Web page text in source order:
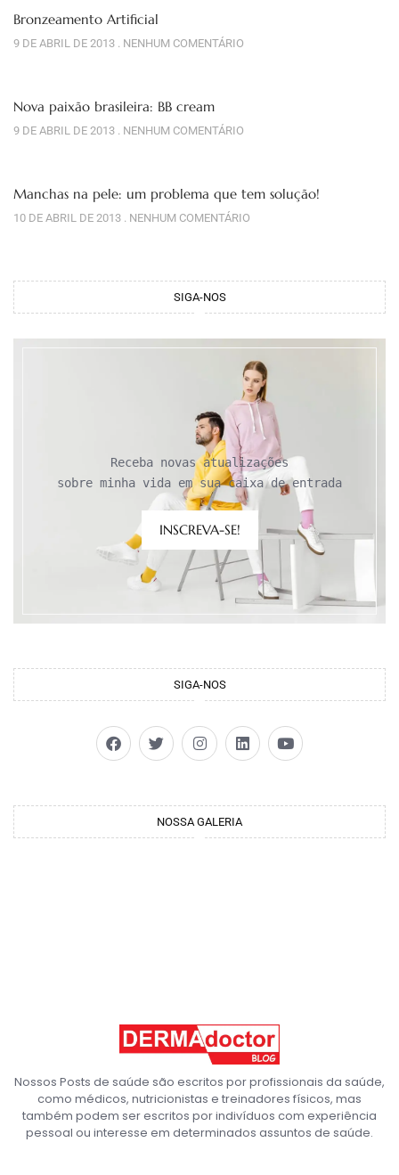
Bronzeamento Artificial
9 DE ABRIL DE 2013 NENHUM COMENTÁRIO
Nova paixão brasileira: BB cream
9 DE ABRIL DE 2013 NENHUM COMENTÁRIO
Manchas na pele: um problema que tem solução!
10 DE ABRIL DE 2013 NENHUM COMENTÁRIO
SIGA-NOS
Receba novas atualizações
sobre minha vida em sua caixa de entrada
INSCREVA-SE!
SIGA-NOS
NOSSA GALERIA
Nossos Posts de saúde são escritos por profissionais da saúde,
como médicos, nutricionistas e treinadores físicos, mas
também podem ser escritos por indivíduos com experiência
pessoal ou interesse em determinados assuntos de saúde.